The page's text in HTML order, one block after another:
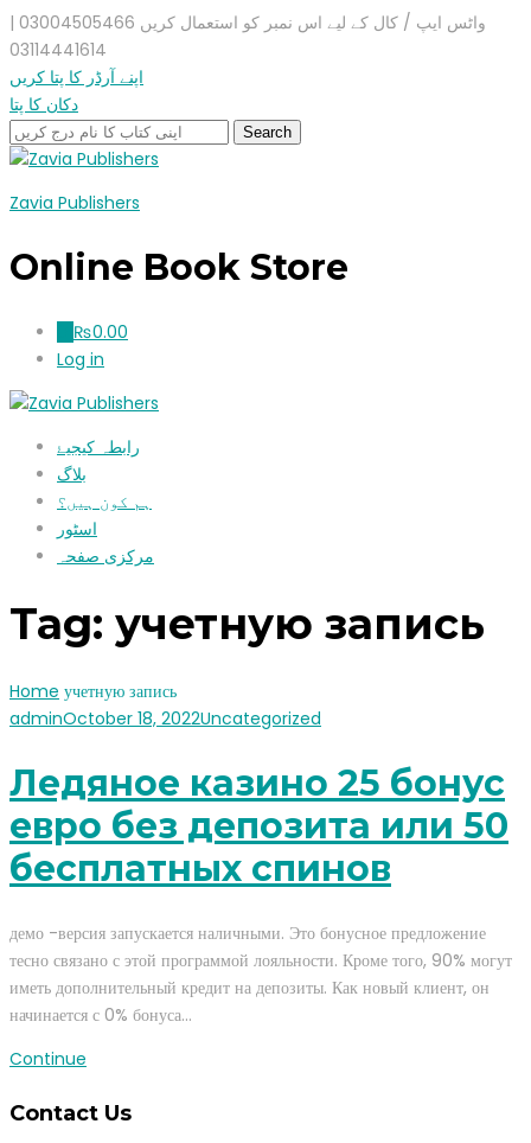
واٹس ایپ / کال کے لیے اس نمبر کو استعمال کریں 03004505466 |
03114441614
اپنے آرڈر کا پتا کریں
دکان کا پتا
Zavia Publishers
Online Book Store
₨0.00
Log in
رابطہ کیجیۓ
بلاگ
ہم کون ہیں؟
اسٹور
مرکزی صفحہ
Tag: учетную запись
Home учетную запись
adminOctober 18, 2022Uncategorized
Ледяное казино 25 бонус
евро без депозита или 50
бесплатных спинов
демо -версия запускается наличными. Это бонусное предложение
тесно связано с этой программой лояльности. Кроме того, 90% могут
иметь дополнительный кредит на депозиты. Как новый клиент, он
начинается с 0% бонуса…
Continue
Contact Us